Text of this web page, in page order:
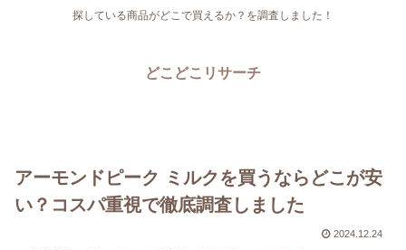
探している商品がどこで買えるか？を調査しました！
どこどこリサーチ
アーモンドピーク ミルクを買うならどこが安
い？コスパ重視で徹底調査しました
2024.12.24